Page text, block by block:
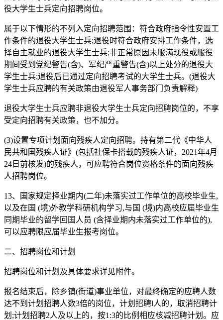
役大学生士兵定向招聘岗位。
属于以下情形的不列入定向招聘范围：符合政府指令性安置工
作条件的退役大学生士兵;退役时符合政府安排工作条件，选
择自主就业的退役大学生士兵;非正常原因未服满现役或服役
期间受到党纪警告(含)、军纪严重警告(含)以上处分的退役大
学生士兵;退役后已通过定向招聘考试的大学生士兵。(退役大
学生士兵应聘的有关政策由退役军人事务部门负责解释)
退役大学生士兵应聘非退役大学生士兵定向招聘岗位的，不享
受定向招聘有关政策，也不加分。
(3)设置专项计划面向残疾人定向招聘。持有第二代《中华人
民共和国残疾人证》(包括社保卡搭载的残疾人证，2021年4月
24日前核发)的残疾人，可应聘符合岗位资格条件的面向残疾
人招聘岗位。
13、国家规定择业期内(二年)未落实过工作单位的高校毕业生,
以及在国 (境)外教学科研机构学习,与国 (境)内高校应届毕业生
同期毕业的留学回国人员 (含择业期内未落实过工作单位的),
可以应聘限应届毕业生报考岗位。
二、招聘岗位和计划
招聘岗位和计划及具体要求详见附件。
报名结束后，除乡镇(街道)事业单位，对最终确定的应聘人数
达不到计划招聘人数3倍的岗位，计划招聘l人的，取消招聘计
划;计划招聘2人及以上的，按1:3的比例相应核减招聘计划。应